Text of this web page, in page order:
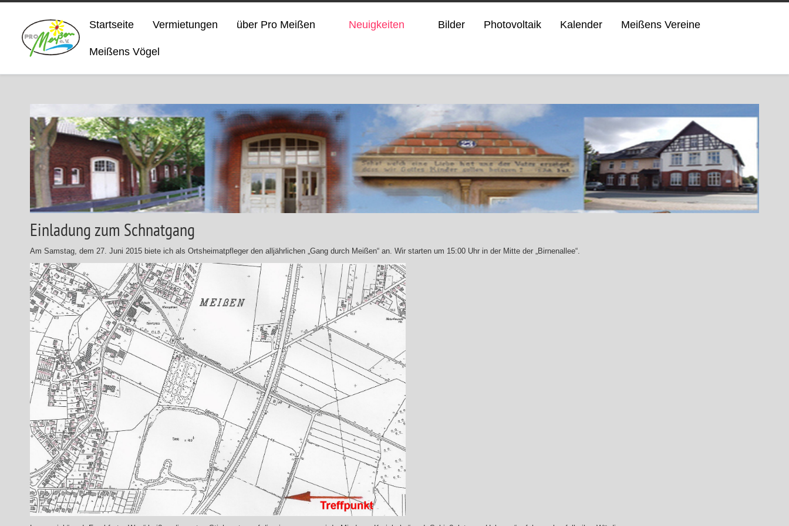
Startseite Vermietungen über Pro Meißen Neuigkeiten Bilder Photovoltaik Kalender Meißens Vereine
Meißens Vögel
Einladung zum Schnatgang
Am Samstag, dem 27. Juni 2015 biete ich als Ortsheimatpfleger den alljährlichen „Gang durch Meißen“ an. Wir starten um 15:00 Uhr in der Mitte der „Birnenallee“.